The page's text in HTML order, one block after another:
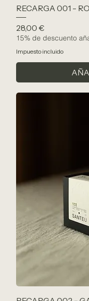
RECARGA 001 -
Precio
28,00 €
15% de descuento
Impuesto incluido